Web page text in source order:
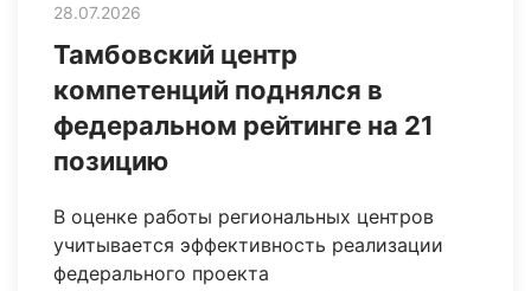
28.07.2026
Тамбовский центр
компетенций поднялся в
федеральном рейтинге на 21
позицию
В оценке работы региональных центров
учитывается эффективность реализации
федерального проекта